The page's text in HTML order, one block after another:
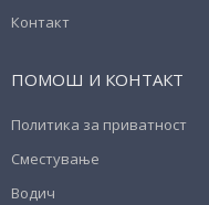
Контакт
ПОМОШ И КОНТАКТ
Политика за приватност
Сместување
Водич